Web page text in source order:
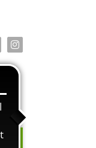
Instagram